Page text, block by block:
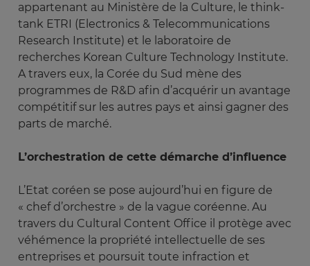
appartenant au Ministère de la Culture, le think-
tank ETRI (Electronics & Telecommunications
Research Institute) et le laboratoire de
recherches Korean Culture Technology Institute.
A travers eux, la Corée du Sud mène des
programmes de R&D afin d’acquérir un avantage
compétitif sur les autres pays et ainsi gagner des
parts de marché.
L’orchestration de cette démarche d’influence
L’Etat coréen se pose aujourd’hui en figure de
« chef d’orchestre » de la vague coréenne. Au
travers du Cultural Content Office il protège avec
véhémence la propriété intellectuelle de ses
entreprises et poursuit toute infraction et